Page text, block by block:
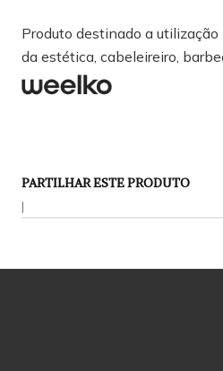
Produto destinado a
da estética, cabeleireiro,
PARTILHAR ESTE PRODUTO
|